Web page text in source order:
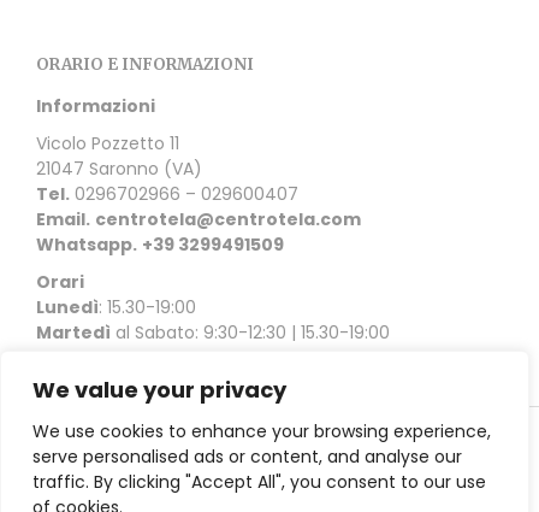
We value your privacy
We use cookies to enhance your browsing experience,
serve personalised ads or content, and analyse our
traffic. By clicking "Accept All", you consent to our use
of cookies.
ORARIO E INFORMAZIONI
Informazioni
Vicolo Pozzetto 11
21047 Saronno (VA)
Tel. 0296702966 – 029600407
Email. centrotela@centrotela.com
Whatsapp. +39 3299491509
Orari
Lunedì: 15.30-19:00
Martedì al Sabato: 9:30-12:30 | 15.30-19:00
Copyright © 2021 Ceriani Centrotela | Vicolo Pozzetto 11
21047 Saronno (VA) |Privacy Policy